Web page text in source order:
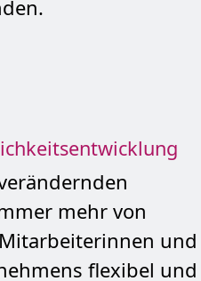
mehr von
und
flexibel und